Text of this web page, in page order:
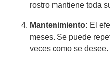
rostro mantiene toda
Mantenimiento: El
meses. Se puede
veces como se desee.